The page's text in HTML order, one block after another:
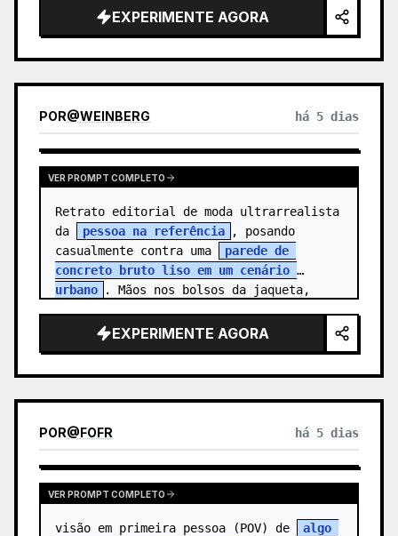
- Elemento principal: coloque o livro da
primeira imagem anexada de forma
EXPERIMENTE AGORA
POR@WEINBERG há 5 dias
VER PROMPT COMPLETO
Retrato editorial de moda ultrarrealista
da
pessoa na referência
, posando
casualmente contra uma
parede de
concreto bruto liso em um cenário
urbano
. Mãos nos bolsos da jaqueta,
EXPERIMENTE AGORA
POR@FOFR há 5 dias
VER PROMPT COMPLETO
visão em primeira pessoa (POV) de
algo